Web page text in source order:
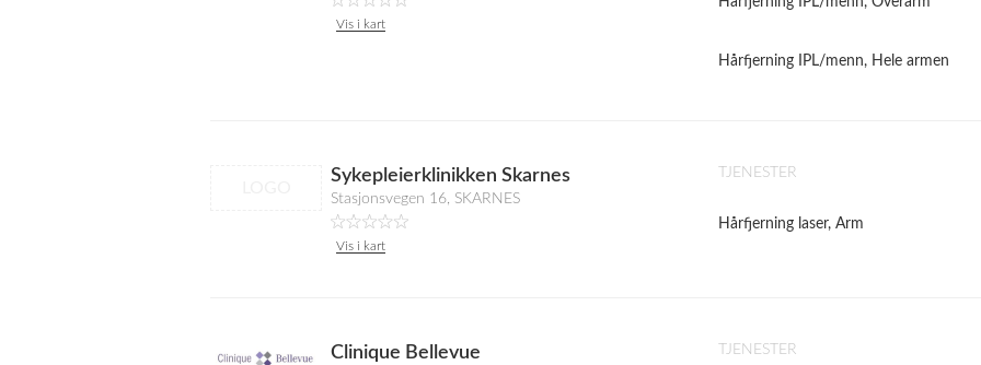
Vis i kart
Hårfjerning IPL/menn, Hele armen
Sykepleierklinikken Skarnes
Stasjonsvegen 16, SKARNES
Vis i kart
TJENESTER
Hårfjerning laser, Arm
Clinique Bellevue TJENESTER